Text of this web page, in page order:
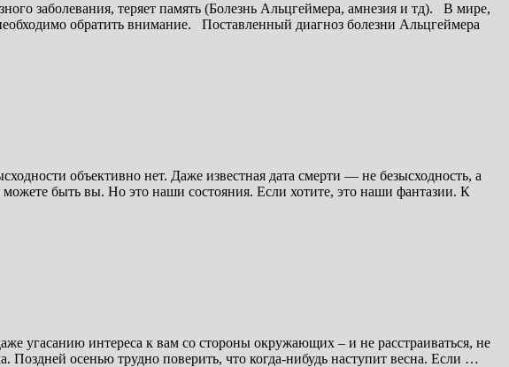
заболевания, теряет память (Болезнь Альцгеймера, амнезия и тд). В мире,
обратить внимание. Поставленный диагноз болезни Альцгеймера
объективно нет. Даже известная дата смерти — не безысходность, а
быть вы. Но это наши состояния. Если хотите, это наши фантазии. К
угасанию интереса к вам со стороны окружающих – и не расстраиваться, не
Поздней осенью трудно поверить, что когда-нибудь наступит весна. Если …